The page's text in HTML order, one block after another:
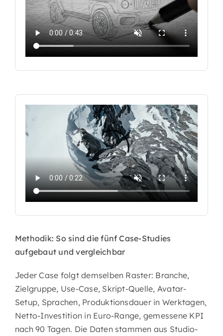
Methodik: So sind die fünf Case-Studies
aufgebaut und vergleichbar
Jeder Case folgt demselben Raster: Branche,
Zielgruppe, Use-Case, Skript-Quelle, Avatar-
Setup, Sprachen, Produktionsdauer in Werktagen,
Netto-Investition in Euro-Range, gemessene KPI
nach 90 Tagen. Die Daten stammen aus Studio-